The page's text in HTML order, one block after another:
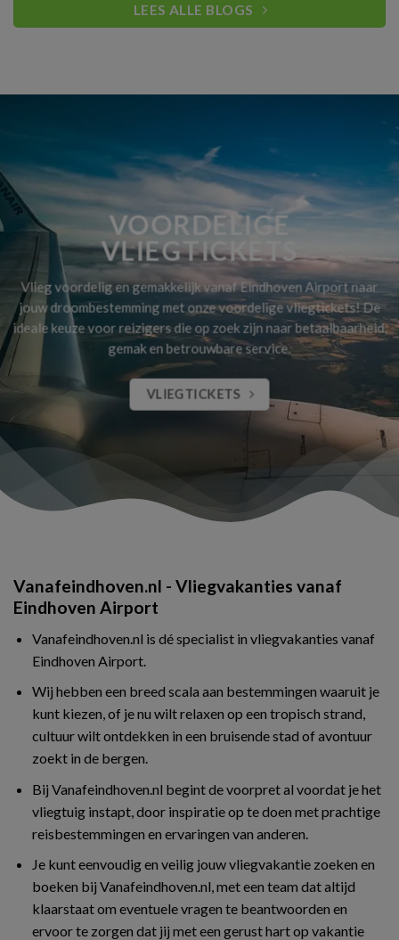
LEES ALLE BLOGS
VOORDELIGE
VLIEGTICKETS
Vlieg voordelig en gemakkelijk vanaf Eindhoven Airport naar
jouw droombestemming met onze voordelige vliegtickets! De
ideale keuze voor reizigers die op zoek zijn naar betaalbaarheid,
gemak en betrouwbare service.
VLIEGTICKETS
Vanafeindhoven.nl - Vliegvakanties vanaf
Eindhoven Airport
Vanafeindhoven.nl is dé specialist in vliegvakanties vanaf
Eindhoven Airport.
Wij hebben een breed scala aan bestemmingen waaruit je
kunt kiezen, of je nu wilt relaxen op een tropisch strand,
cultuur wilt ontdekken in een bruisende stad of avontuur
zoekt in de bergen.
Bij Vanafeindhoven.nl begint de voorpret al voordat je het
vliegtuig instapt, door inspiratie op te doen met prachtige
reisbestemmingen en ervaringen van anderen.
Je kunt eenvoudig en veilig jouw vliegvakantie zoeken en
boeken bij Vanafeindhoven.nl, met een team dat altijd
klaarstaat om eventuele vragen te beantwoorden en
ervoor te zorgen dat jij met een gerust hart op vakantie